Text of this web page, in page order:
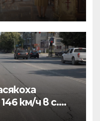
км/ч в с.